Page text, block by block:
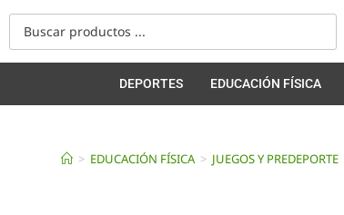
DEPORTES EDUCACIÓN FÍSICA
> EDUCACIÓN FÍSICA > JUEGOS Y PREDEPORTE